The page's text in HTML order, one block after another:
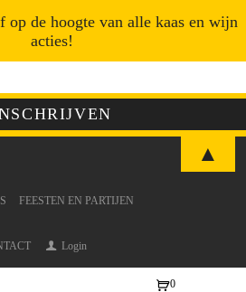
FEESTEN EN PARTIJEN
Login
0
op de hoogte van alle kaas en wijn
acties!
▲